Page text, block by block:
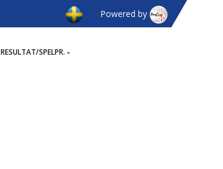
Powered by
RESULTAT/SPELPR.